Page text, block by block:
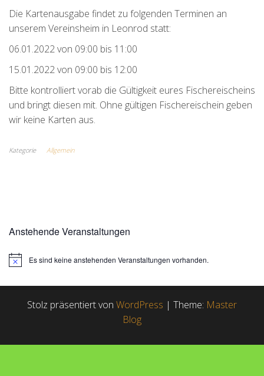
Die Kartenausgabe findet zu folgenden Terminen an
unserem Vereinsheim in Leonrod statt:
06.01.2022 von 09:00 bis 11:00
15.01.2022 von 09:00 bis 12:00
Bitte kontrolliert vorab die Gültigkeit eures Fischereischeins
und bringt diesen mit. Ohne gültigen Fischereischein geben
wir keine Karten aus.
Kategorie Allgemein
Anstehende Veranstaltungen
H
Es sind keine anstehenden Veranstaltungen vorhanden.
Stolz präsentiert von WordPress | Theme: Master
Blog